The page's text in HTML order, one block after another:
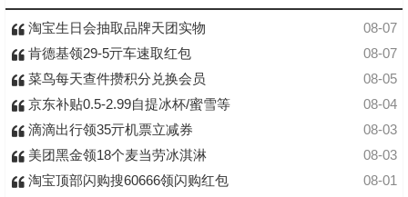
08-07
淘宝生日会抽取品牌天团实物
08-07
肯德基领29-5亓车速取红包
08-05
菜鸟每天查件攒积分兑换会员
08-04
京东补贴0.5-2.99自提冰杯/蜜雪等
08-03
滴滴出行领35亓机票立减券
08-03
美团黑金领18个麦当劳冰淇淋
08-01
淘宝顶部闪购搜60666领闪购红包